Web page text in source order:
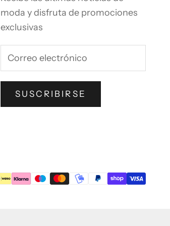
moda y disfruta de promociones
exclusivas
SUSCRIBIRSE